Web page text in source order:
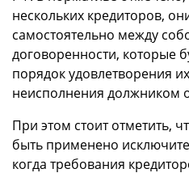
нескольких кредиторов,
самостоятельно между
договоренности, которые
порядок удовлетворения
неисполнения должником
При этом стоит отметить,
быть применено
когда требования